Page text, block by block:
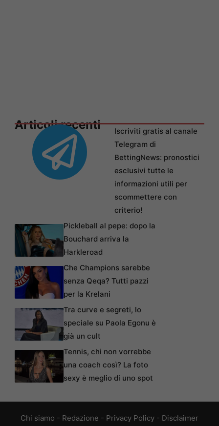
Articoli recenti
Iscriviti gratis al canale
Telegram di
BettingNews: pronostici
esclusivi tutte le
informazioni utili per
scommettere con
criterio!
Pickleball al pepe: dopo la
Bouchard arriva la
Harkleroad
Che Champions sarebbe
senza Qeqa? Tutti pazzi
per la Krelani
Tra curve e segreti, lo
speciale su Paola Egonu è
già un cult
Tennis, chi non vorrebbe
una coach così? La foto
sexy è meglio di uno spot
Chi siamo - Redazione - Privacy Policy - Disclaimer